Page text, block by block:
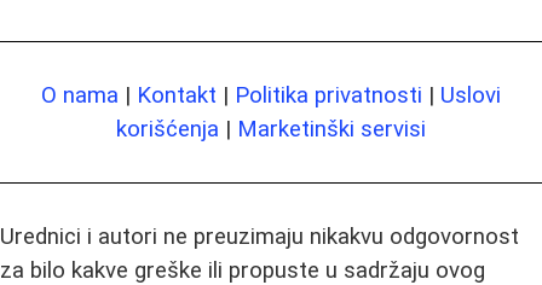
O nama | Kontakt | Politika privatnosti | Uslovi
korišćenja | Marketinški servisi
Urednici i autori ne preuzimaju nikakvu odgovornost
za bilo kakve greške ili propuste u sadržaju ovog